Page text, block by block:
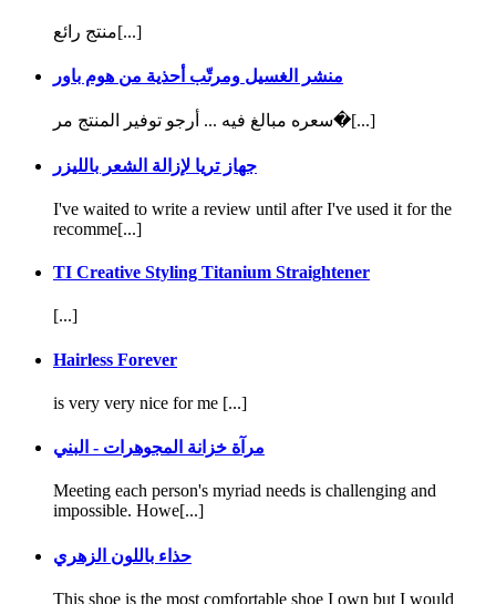
منتج رائع[...]
منشر الغسيل ومرتّب أحذية من هوم باور
سعره مبالغ فيه ... أرجو توفير المنتج مر�[...]
جهاز تريا لإزالة الشعر بالليزر
I've waited to write a review until after I've used it for the
recomme[...]
TI Creative Styling Titanium Straightener
[...]
Hairless Forever
is very very nice for me [...]
مرآة خزانة المجوهرات - البني
Meeting each person's myriad needs is challenging and
impossible. Howe[...]
حذاء باللون الزهري
This shoe is the most comfortable shoe I own but I would